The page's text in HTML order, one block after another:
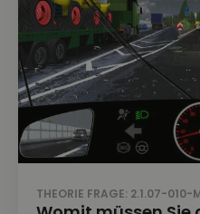
THEORIE FRAGE: 2.1.07-010-